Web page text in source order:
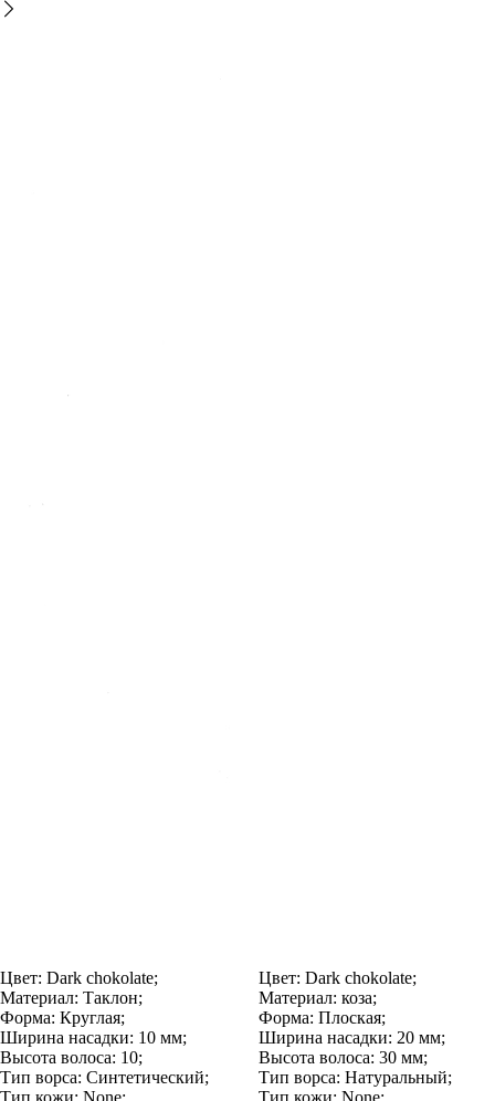
Цвет: Dark chokolate;
Материал: Таклон;
Форма: Круглая;
Ширина насадки: 10 мм;
Высота волоса: 10;
Тип ворса: Синтетический;
Тип кожи: None;
Цвет: Dark chokolate;
Материал: коза;
Форма: Плоская;
Ширина насадки: 20 мм;
Высота волоса: 30 мм;
Тип ворса: Натуральный;
Тип кожи: None;